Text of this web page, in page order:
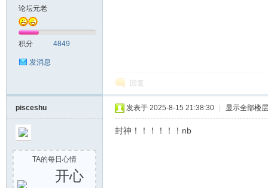
论坛元老
积分 4849
发消息
回复
pisceshu
TA的每日心情
开心
发表于 2025-8-15 21:38:30 显示全部楼层
封神！！！！！！nb